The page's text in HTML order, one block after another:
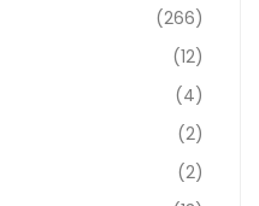
(266)
(12)
(4)
(2)
(2)